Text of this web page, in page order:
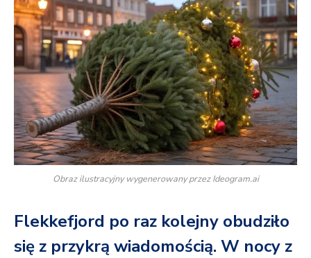
Obraz ilustracyjny wygenerowany przez Ideogram.ai
Flekkefjord po raz kolejny obudziło
się z przykrą wiadomością. W nocy z